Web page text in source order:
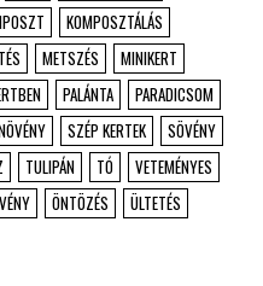
KOMPOSZTÁLÁS
METSZÉS
MINIKERT
PALÁNTA
PARADICSOM
SZÉP KERTEK
SÖVÉNY
TULIPÁN TÓ
VETEMÉNYES
ÖNTÖZÉS
ÜLTETÉS